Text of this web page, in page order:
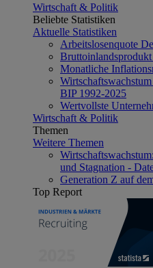
Wirtschaft & Politik
Beliebte Statistiken
Aktuelle Statistiken
Arbeitslosenquote
Monatliche
BIP 1992-2025
Wertvollste
Wirtschaft & Politik
Themen
Weitere Themen
und Stagnation -
Generation Z auf
Top Report